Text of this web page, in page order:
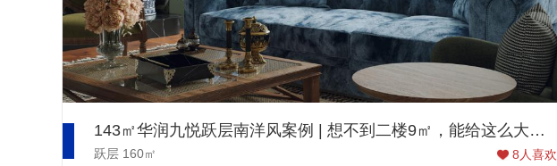
143㎡华润九悦跃层南洋风案例 | 想不到二楼9㎡，能给这么大的惊喜！
跃层 160㎡ 8 人喜欢